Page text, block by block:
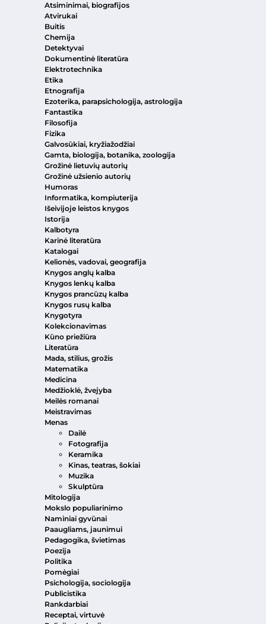
Atsiminimai, biografijos
Atvirukai
Buitis
Chemija
Detektyvai
Dokumentinė literatūra
Elektrotechnika
Etika
Etnografija
Ezoterika, parapsichologija, astrologija
Fantastika
Filosofija
Fizika
Galvosūkiai, kryžiažodžiai
Gamta, biologija, botanika, zoologija
Grožinė lietuvių autorių
Grožinė užsienio autorių
Humoras
Informatika, kompiuterija
Išeivijoje leistos knygos
Istorija
Kalbotyra
Karinė literatūra
Katalogai
Kelionės, vadovai, geografija
Knygos anglų kalba
Knygos lenkų kalba
Knygos prancūzų kalba
Knygos rusų kalba
Knygotyra
Kolekcionavimas
Kūno priežiūra
Literatūra
Mada, stilius, grožis
Matematika
Medicina
Medžioklė, žvejyba
Meilės romanai
Meistravimas
Menas
Dailė
Fotografija
Keramika
Kinas, teatras, šokiai
Muzika
Skulptūra
Mitologija
Mokslo populiarinimo
Naminiai gyvūnai
Paaugliams, jaunimui
Pedagogika, švietimas
Poezija
Politika
Pomėgiai
Psichologija, sociologija
Publicistika
Rankdarbiai
Receptai, virtuvė